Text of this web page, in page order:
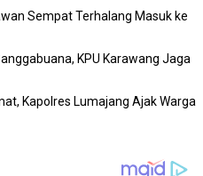
Sempat Terhalang Masuk ke
KPU Karawang Jaga
Kapolres Lumajang Ajak Warga